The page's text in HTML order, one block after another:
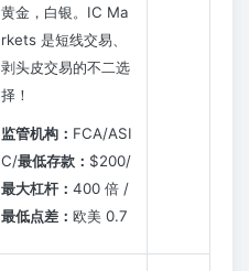
黄金，白银。IC Ma
rkets 是短线交易、
剥头皮交易的不二选
择！
监管机构： FCA/ASI
C/最低存款： $200/
最大杠杆： 400 倍 /
最低点差： 欧美 0.7